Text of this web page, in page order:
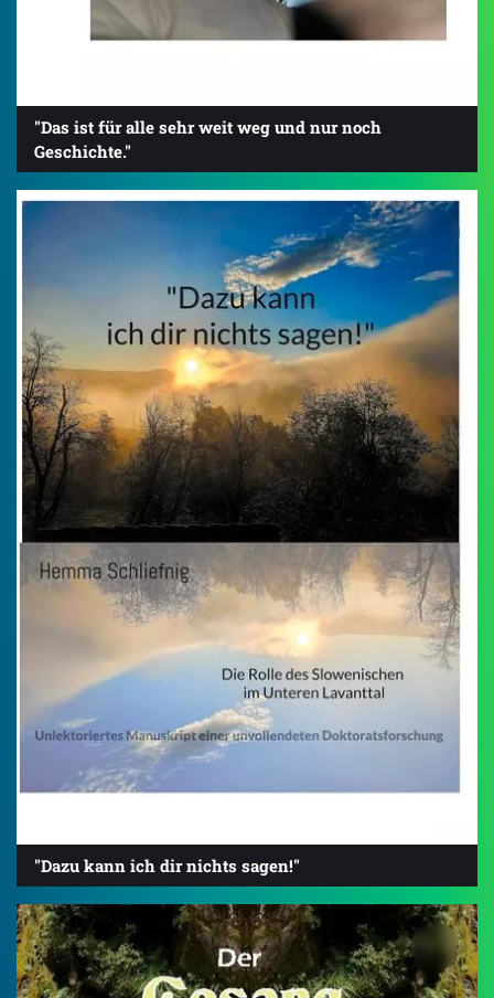
"Das ist für alle sehr weit weg und nur noch
Geschichte."
"Dazu kann ich dir nichts sagen!"